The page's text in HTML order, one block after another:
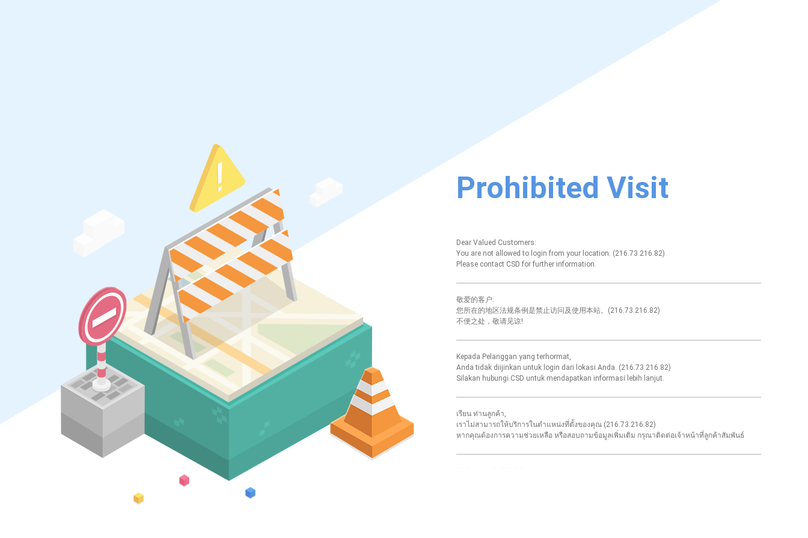
Prohibited Visit
Dear Valued Customers:
You are not allowed to login from your location. (216.73.216.82)
Please contact CSD for further information.
敬爱的客户:
您所在的地区法规条例是禁止访问及使用本站。(216.73.216.82)
不便之处，敬请见谅!
Kepada Pelanggan yang terhormat,
Anda tidak diijinkan untuk login dari lokasi Anda. (216.73.216.82)
Silakan hubungi CSD untuk mendapatkan informasi lebih lanjut.
เรียน ท่านลูกค้า,
เราไม่สามารถให้บริการในตำแหน่งที่ตั้งของคุณ (216.73.216.82)
หากคุณต้องการความช่วยเหลือ หรือสอบถามข้อมูลเพิ่มเติม กรุณาติดต่อเจ้าหน้าที่ลูกค้าสัมพันธ์